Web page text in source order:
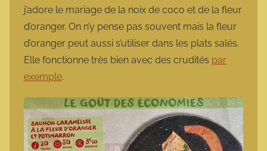
j’adore le mariage de la noix de coco et de la fleur
d’oranger. On n’y pense pas souvent mais la fleur
d’oranger peut aussi s’utiliser dans les plats salés.
Elle fonctionne très bien avec des crudités par
exemple.